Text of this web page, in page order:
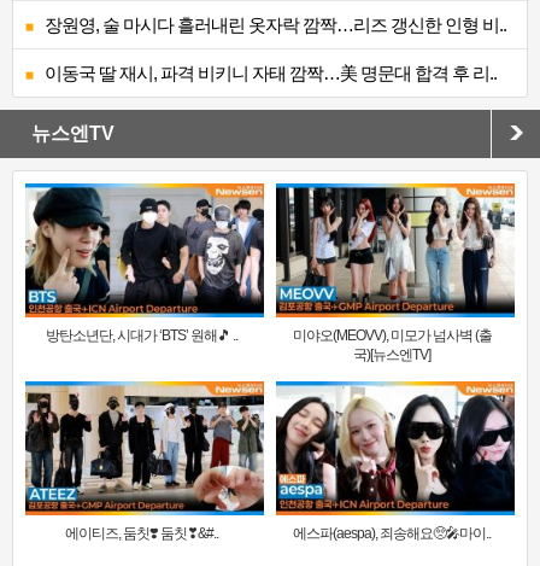
장원영, 술 마시다 흘러내린 옷자락 깜짝…리즈 갱신한 인형 비..
이동국 딸 재시, 파격 비키니 자태 깜짝…美 명문대 합격 후 리..
뉴스엔TV
방탄소년단, 시대가 ‘BTS’ 원해🎵 ..
미야오(MEOVV), 미모가 넘사벽 (출
국)[뉴스엔TV]
에이티즈, 둠칫❣️ 둠칫❣&#.. 에스파(aespa), 죄송해요🥺🎤마이..